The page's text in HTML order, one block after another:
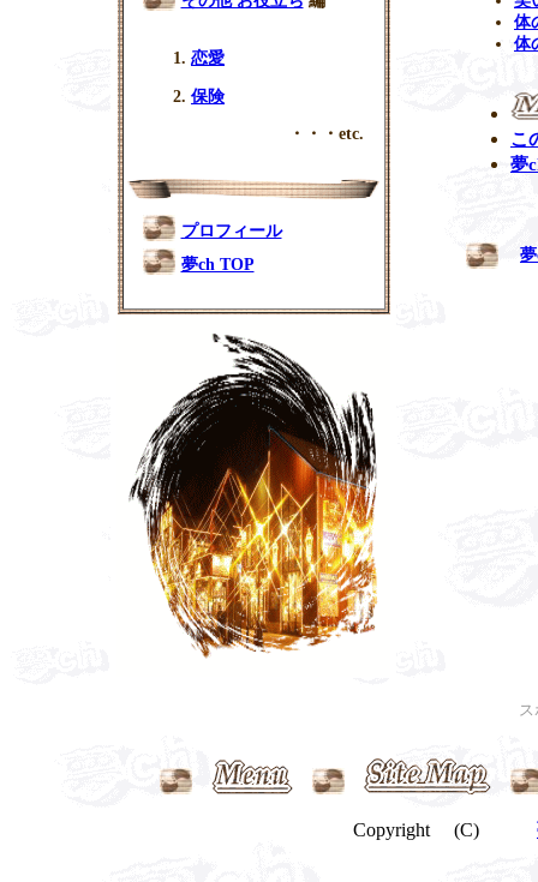
体
体
こ
夢
恋愛
保険
・・・etc.
プロフィール
夢ch TOP
Copyright (C)